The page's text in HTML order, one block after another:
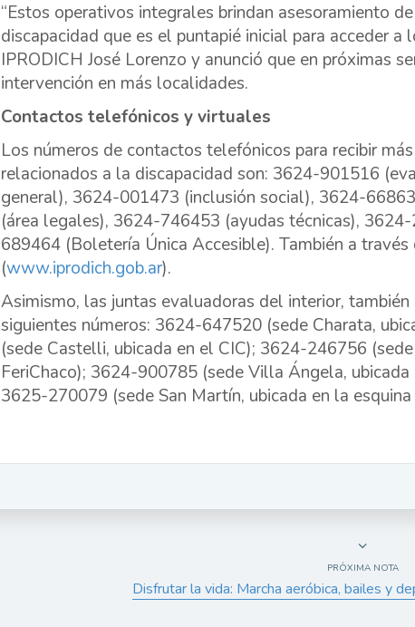
“Estos operativos integrales brindan asesoramiento
discapacidad que es el puntapié inicial para acceder a
IPRODICH José Lorenzo y anunció que en próximas
intervención en más localidades.
Contactos telefónicos y virtuales
Los números de contactos telefónicos para recibir
relacionados a la discapacidad son: 3624-901516
general), 3624-001473 (inclusión social), 3624-
(área legales), 3624-746453 (ayudas técnicas),
689464 (Boletería Única Accesible). También a
(www.iprodich.gob.ar).
Asimismo, las juntas evaluadoras del interior,
siguientes números: 3624-647520 (sede Charata,
(sede Castelli, ubicada en el CIC); 3624-246756
FeriChaco); 3624-900785 (sede Villa Ángela,
3625-270079 (sede San Martín, ubicada en la
PRÓXIMA NOTA
Disfrutar la vida: Marcha aeróbica, bailes y